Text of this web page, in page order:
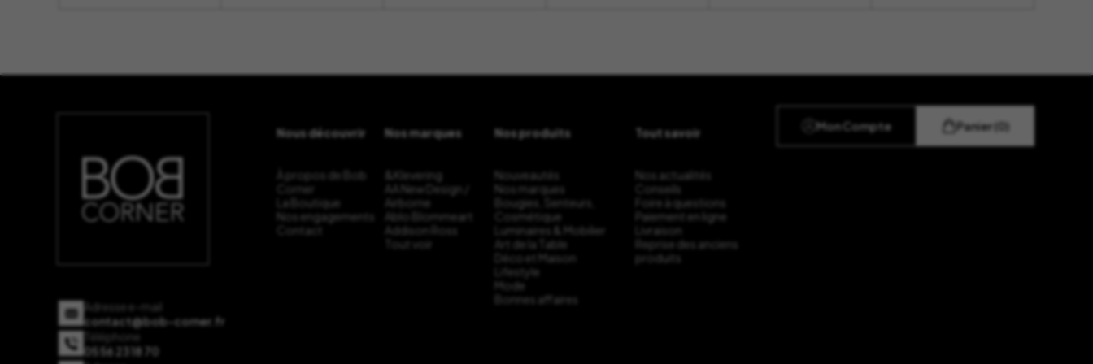
Adresse e-mail
contact@bob-corner.fr
Téléphone
05 56 23 18 70
Nous découvrir
À propos de Bob
Corner
La Boutique
Nos engagements
Contact
Nos marques
&Klevering
AA New Design /
Airborne
Ablo Blommeart
Addison Ross
Tout voir
Nos produits
Nouveautés
Nos marques
Bougies, Senteurs,
Cosmétique
Luminaires & Mobilier
Art de la Table
Déco et Maison
Lifestyle
Mode
Bonnes affaires
Tout savoir
Nos actualités
Conseils
Foire à questions
Paiement en ligne
Livraison
Reprise des anciens
produits
Mon Compte Panier (0)